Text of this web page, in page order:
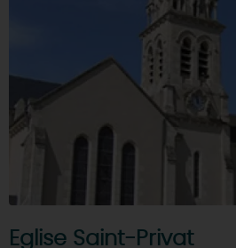
Eglise Saint-Privat